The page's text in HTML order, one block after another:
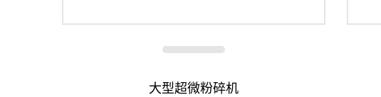
大型超微粉碎机